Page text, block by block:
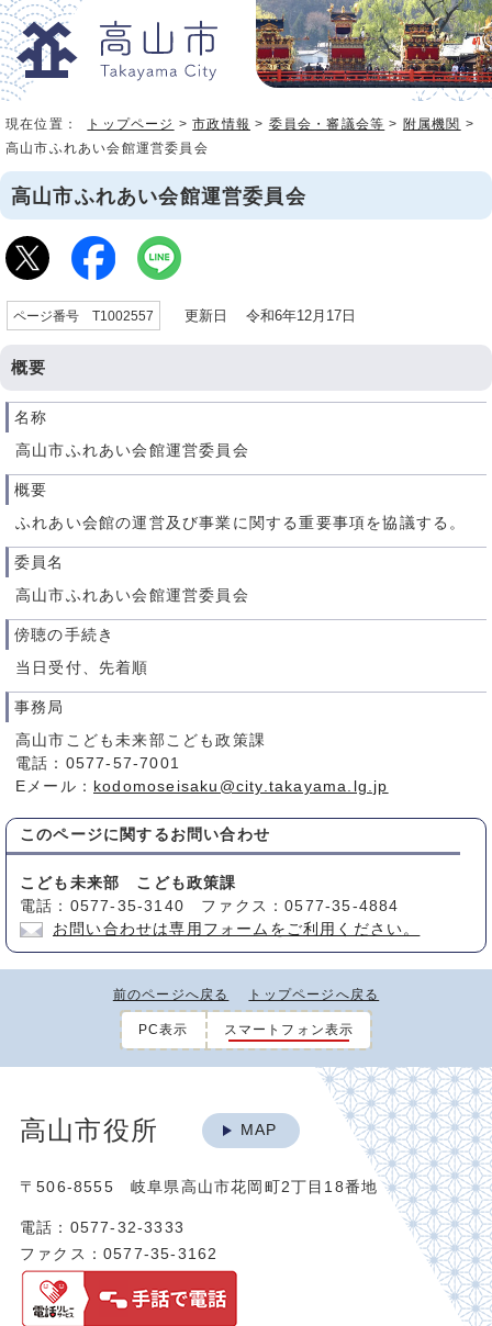
現在位置： トップページ >市政情報 > 委員会・審議会等 > 附属機関 >
高山市ふれあい会館運営委員会
高山市ふれあい会館運営委員会
ページ番号 T1002557 更新日 令和6年12月17日
概要
名称
高山市ふれあい会館運営委員会
概要
ふれあい会館の運営及び事業に関する重要事項を協議する。
委員名
高山市ふれあい会館運営委員会
傍聴の手続き
当日受付、先着順
事務局
高山市こども未来部こども政策課
電話：0577-57-7001
Eメール： kodomoseisaku@city.takayama.lg.jp
このページに関する お問い合わせ
こども未来部 こども政策課
電話：0577-35-3140 ファクス：0577-35-4884
お問い合わせは専用フォームをご利用ください。
前のページへ戻る トップページへ戻る
PC表示 スマートフォン表示
高山市役所 MAP
〒506-8555 岐阜県高山市花岡町2丁目18番地
電話：0577-32-3333
ファクス：0577-35-3162